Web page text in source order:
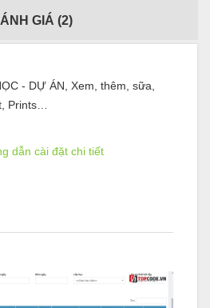
GIÁ (2)
- DỰ ÁN, Xem, thêm, sữa,
Prints…
dẫn cài đặt chi tiết